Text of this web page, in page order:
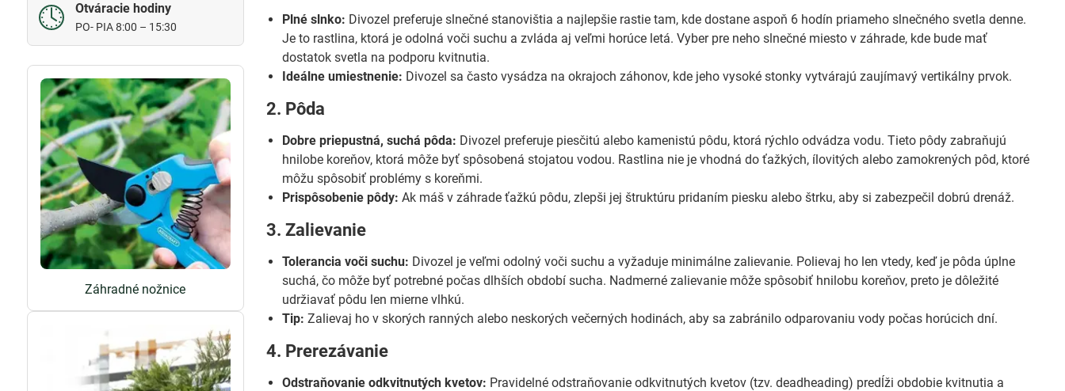
Plné slnko: Divozel preferuje slnečné stanovištia a najlepšie rastie tam, kde dostane aspoň 6 hodín priameho slnečného svetla denne.
Je to rastlina, ktorá je odolná voči suchu a zvláda aj veľmi horúce letá. Vyber pre neho slnečné miesto v záhrade, kde bude mať
dostatok svetla na podporu kvitnutia.
Ideálne umiestnenie: Divozel sa často vysádza na okrajoch záhonov, kde jeho vysoké stonky vytvárajú zaujímavý vertikálny prvok.
2. Pôda
Dobre priepustná, suchá pôda: Divozel preferuje piesčitú alebo kamenistú pôdu, ktorá rýchlo odvádza vodu. Tieto pôdy zabraňujú
hnilobe koreňov, ktorá môže byť spôsobená stojatou vodou. Rastlina nie je vhodná do ťažkých, ílovitých alebo zamokrených pôd, ktoré
môžu spôsobiť problémy s koreňmi.
Prispôsobenie pôdy: Ak máš v záhrade ťažkú pôdu, zlepši jej štruktúru pridaním piesku alebo štrku, aby si zabezpečil dobrú drenáž.
3. Zalievanie
Tolerancia voči suchu: Divozel je veľmi odolný voči suchu a vyžaduje minimálne zalievanie. Polievaj ho len vtedy, keď je pôda úplne
suchá, čo môže byť potrebné počas dlhších období sucha. Nadmerné zalievanie môže spôsobiť hnilobu koreňov, preto je dôležité
udržiavať pôdu len mierne vlhkú.
Tip: Zalievaj ho v skorých ranných alebo neskorých večerných hodinách, aby sa zabránilo odparovaniu vody počas horúcich dní.
4. Prerezávanie
Odstraňovanie odkvitnutých kvetov: Pravidelné odstraňovanie odkvitnutých kvetov (tzv. deadheading) predĺži obdobie kvitnutia a
Otváracie hodiny
PO- PIA 8:00 – 15:30
Záhradné nožnice